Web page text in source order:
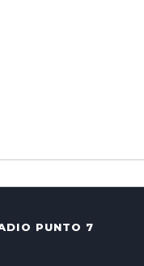
PUNTO 7